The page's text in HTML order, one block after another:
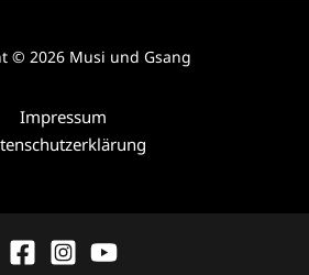
© 2026 Musi und Gsang
Impressum